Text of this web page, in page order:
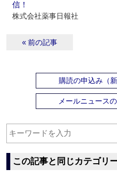
信！
株式会社薬事日報社
« 前の記事
購読の申込み（
メールニュース
この記事と同じカテゴリ